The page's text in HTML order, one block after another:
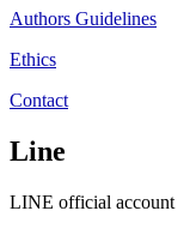
Authors Guidelines
Ethics
Contact
Line
LINE official account